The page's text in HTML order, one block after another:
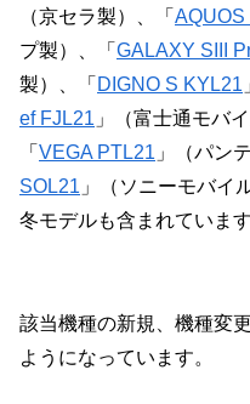
（京セラ製）、「 AQUOS
プ製）、「 GALAXY SIII
製）、「 DIGNO S KYL21
ef FJL21 」（富士通モバ
「 VEGA PTL21 」（パン
SOL21 」（ソニーモバイ
冬モデルも含まれています
該当機種の新規、機種変
ようになっています。